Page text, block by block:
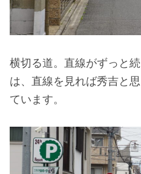
横切る道。直線がずっと
は、直線を見れば秀吉と
ています。